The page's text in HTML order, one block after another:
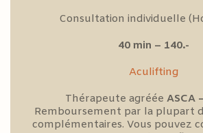
Consultation individuelle
40 min – 140.-
Aculifting
Thérapeute agréée ASCA
Remboursement par la plupart
complémentaires. Vous pouvez